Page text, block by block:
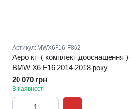
Артикул: MWX6F16-F862
Аеро кіт ( комплект дооснащення
BMW X6 F16 2014-2018 року
20 070 грн
В наявності